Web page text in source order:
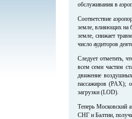
обслуживания в
Соответствие
земле, влияющих на
земле, снижает
число аудиторов
Следует отметить,
всем семи частям
движение
пассажиров (PAX);
загрузки (LOD).
Теперь Московский
СНГ и Балтии,